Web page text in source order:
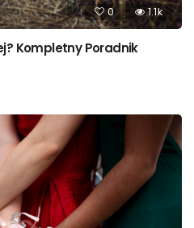
0 1.1k
Kompletny Poradnik